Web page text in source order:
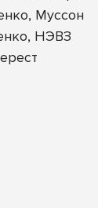
Муссон
НЭВЗ